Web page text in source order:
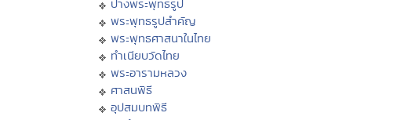
ปางพระพุทธรูป
พระพุทธรูปสำคัญ
พระพุทธศาสนาในไทย
ทำเนียบวัดไทย
พระอารามหลวง
ศาสนพิธี
อุปสมบทพิธี